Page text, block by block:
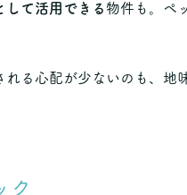
して活用できる 物件も。ペ
る心配が少ないのも、地
ク